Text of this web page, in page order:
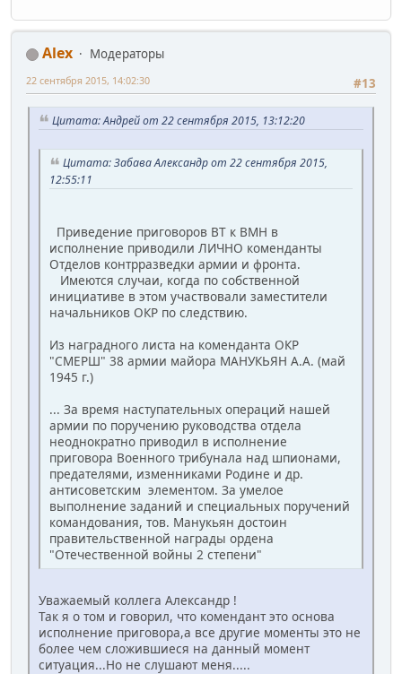
Alex
Модераторы
#13
22 сентября 2015, 14:02:30
Цитата: Андрей от 22 сентября 2015, 13:12:20
Цитата: Забава Александр от 22 сентября 2015,
12:55:11
Приведение приговоров ВТ к ВМН в
исполнение приводили ЛИЧНО коменданты
Отделов контрразведки армии и фронта.
Имеются случаи, когда по собственной
инициативе в этом участвовали заместители
начальников ОКР по следствию.
Из наградного листа на коменданта ОКР
"СМЕРШ" 38 армии майора МАНУКЬЯН А.А. (май
1945 г.)
... За время наступательных операций нашей
армии по поручению руководства отдела
неоднократно приводил в исполнение
приговора Военного трибунала над шпионами,
предателями, изменниками Родине и др.
антисоветским элементом. За умелое
выполнение заданий и специальных поручений
командования, тов. Манукьян достоин
правительственной награды ордена
"Отечественной войны 2 степени"
Уважаемый коллега Александр !
Так я о том и говорил, что комендант это основа
исполнение приговора,а все другие моменты это не
более чем сложившиеся на данный момент
ситуация...Но не слушают меня.....